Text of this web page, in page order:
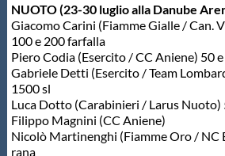
NUOTO (23-30 luglio alla Danube
Giacomo Carini (Fiamme Gialle / Can.
100 e 200 farfalla
Piero Codia (Esercito / CC Aniene) 50
Gabriele Detti (Esercito / Team
1500 sl
Luca Dotto (Carabinieri / Larus Nuoto)
Filippo Magnini (CC Aniene)
Nicolò Martinenghi (Fiamme Oro / NC
rana